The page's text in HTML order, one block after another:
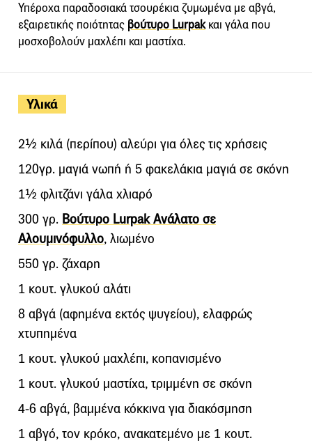
Υλικά
2½ κιλά (περίπου) αλεύρι για όλες τις χρήσεις
120γρ. μαγιά νωπή ή 5 φακελάκια μαγιά σε σκόνη
1½ φλιτζάνι γάλα χλιαρό
300 γρ. Bούτυρο Lurpak Ανάλατο σε
Αλουμινόφυλλο, λιωμένο
550 γρ. ζάχαρη
1 κουτ. γλυκού αλάτι
8 αβγά (αφημένα εκτός ψυγείου), ελαφρώς
χτυπημένα
1 κουτ. γλυκού μαχλέπι, κοπανισμένο
1 κουτ. γλυκού μαστίχα, τριμμένη σε σκόνη
4-6 αβγά, βαμμένα κόκκινα για διακόσμηση
1 αβγό, τον κρόκο, ανακατεμένο με 1 κουτ.
Υπέροχα παραδοσιακά τσουρέκια ζυμωμένα με αβγά,
εξαιρετικής ποιότητας βούτυρο Lurpakκαι γάλα που
μοσχοβολούν μαχλέπι και μαστίχα.